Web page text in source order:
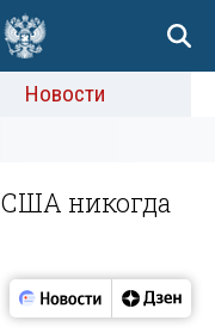
Новости
никогда